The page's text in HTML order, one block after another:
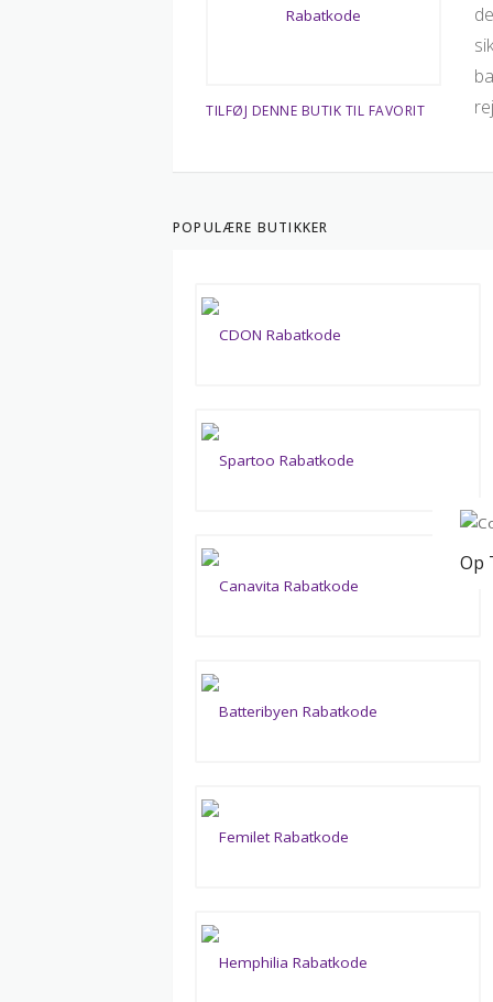
TILFØJ DENNE BUTIK TIL FAVORIT
POPULÆRE BUTIKKER